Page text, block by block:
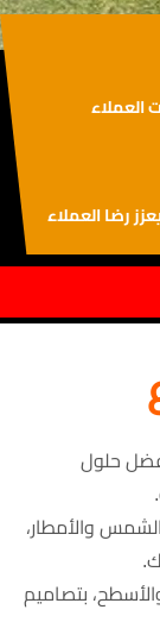
العملاء
رضا العملاء
حلول
والأمطار،
بتصاميم